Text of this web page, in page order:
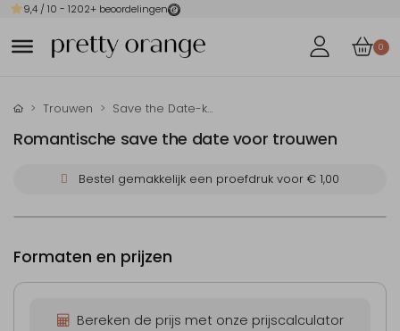
9,4 / 10 - 1202+ beoordelingen
0
Trouwen Save the Date-kaarten
Romantische save the date voor trouwen
Bestel gemakkelijk een proefdruk voor € 1,00
Formaten en prijzen
Bereken de prijs met onze prijscalculator